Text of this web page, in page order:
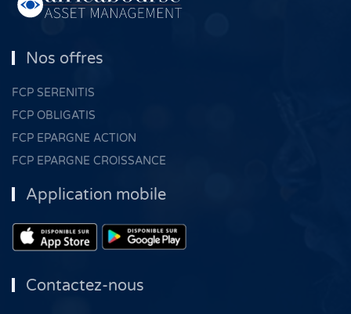
Nos offres
FCP SERENITIS
FCP OBLIGATIS
FCP EPARGNE ACTION
FCP EPARGNE CROISSANCE
Application mobile
Contactez-nous